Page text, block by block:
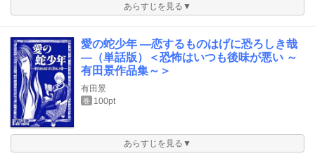
あらすじを見る▼
愛の蛇少年 ―恋するものはげに恐ろしき哉
―（単話版）＜恐怖はいつも後味が悪い ～
有田景作品集～＞
有田景
巻 100pt
あらすじを見る▼